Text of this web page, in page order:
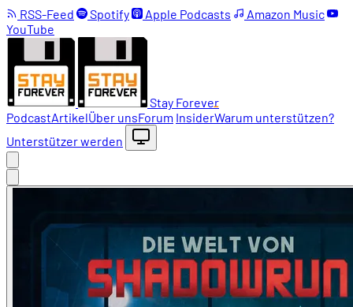
RSS-Feed Spotify Apple Podcasts
Amazon Music
YouTube
Stay Forever
PodcastArtikelÜber unsForum InsiderWarum unterstützen?
Unterstützer werden